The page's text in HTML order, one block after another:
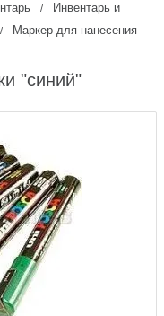
/
Инвентарь и
/
Маркер для нанесения
"синий"